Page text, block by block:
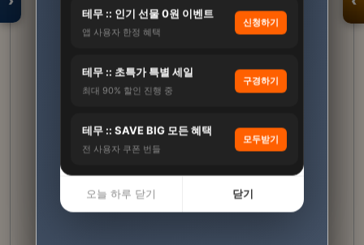
테무 :: 인기 선물 0원 이벤트
앱 사용자 한정 혜택
신청하기
테무 :: 초특가 특별 세일
최대 90% 할인 진행 중
구경하기
테무 :: SAVE BIG 모든 혜택
전 사용자 쿠폰 번들
모두받기
오늘 하루 닫기 닫기